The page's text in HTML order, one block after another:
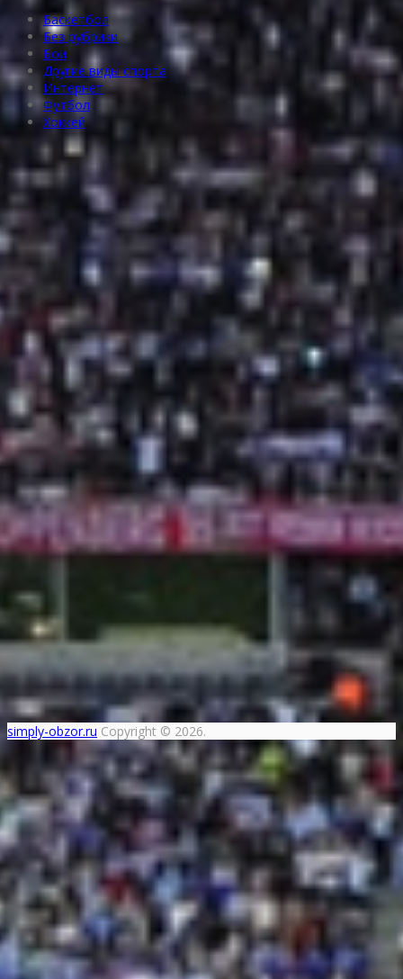
Баскетбол
Без рубрики
Бои
Другие виды спорта
Интернет
Футбол
Хоккей
simply-obzor.ru Copyright © 2026.